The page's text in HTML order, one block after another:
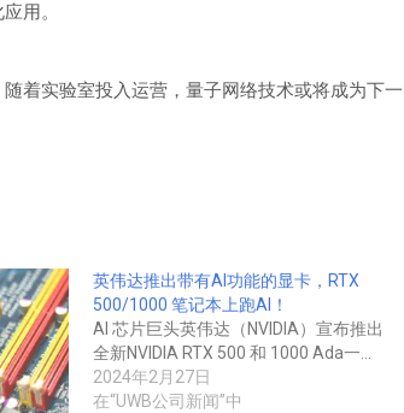
用。
着实验室投入运营，量子网络技术或将成为下一
英伟达推出带有AI功能的显卡，RTX
500/1000 笔记本上跑AI！
AI 芯片巨头英伟达（NVIDIA）宣布推出
全新NVIDIA RTX 500 和 1000 Ada一…
2024年2月27日
在“UWB公司新闻”中